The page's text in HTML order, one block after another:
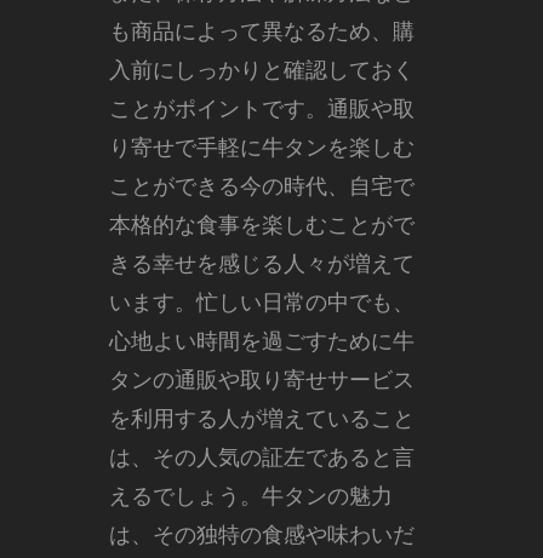
も商品によって異なるため、購
入前にしっかりと確認しておく
ことがポイントです。通販や取
り寄せで手軽に牛タンを楽しむ
ことができる今の時代、自宅で
本格的な食事を楽しむことがで
きる幸せを感じる人々が増えて
います。忙しい日常の中でも、
心地よい時間を過ごすために牛
タンの通販や取り寄せサービス
を利用する人が増えていること
は、その人気の証左であると言
えるでしょう。牛タンの魅力
は、その独特の食感や味わいだ